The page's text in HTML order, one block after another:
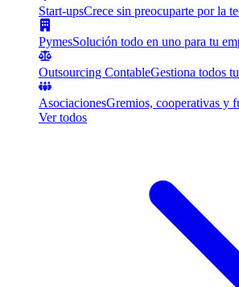
Start-upsCrece sin preocuparte por la
PymesSolución todo en uno para tu
Outsourcing ContableGestiona todos
AsociacionesGremios, cooperativas y
Ver todos